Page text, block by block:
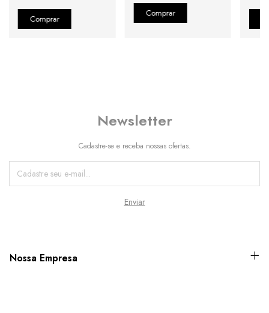
Newsletter
Cadastre-se e receba nossas ofertas.
Nossa Empresa